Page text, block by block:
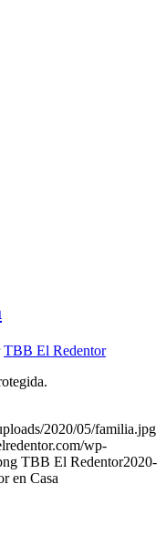
TBB El Redentor
2020/05/familia.jpg
wp-
TBB El Redentor2020-
en Casa